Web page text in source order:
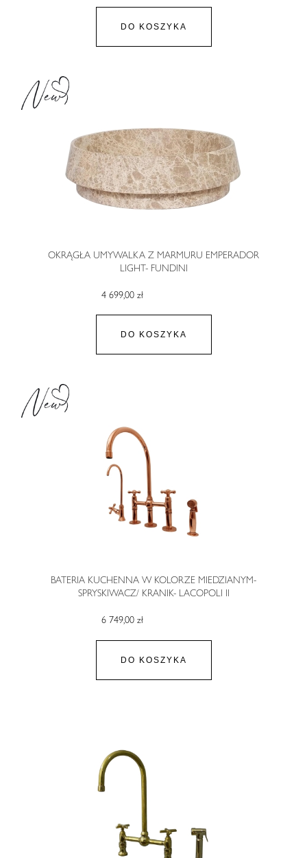
DO KOSZYKA
OKRĄGŁA UMYWALKA Z MARMURU EMPERADOR
LIGHT- FUNDINI
4 699,00 zł
DO KOSZYKA
BATERIA KUCHENNA W KOLORZE MIEDZIANYM-
SPRYSKIWACZ/ KRANIK- LACOPOLI II
6 749,00 zł
DO KOSZYKA